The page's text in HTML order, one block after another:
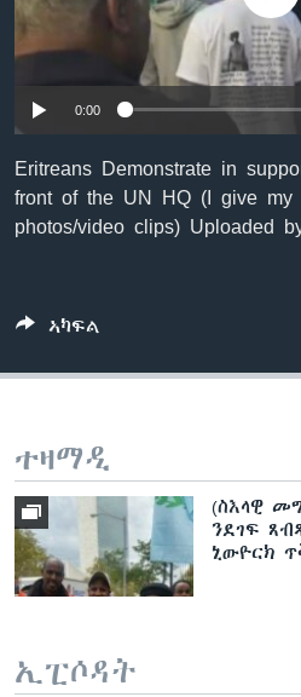
ቂሔ ጽልሚ
ቋንቋታት
0:00
Eritreans Demonstrate in
front of the UN HQ (I give my
photos/video clips) Uploaded
ኣካፍል
ተዛማዲ
(ስእላዊ
ንደገፍ
ኒውዮርክ
ኢፒሶዳት